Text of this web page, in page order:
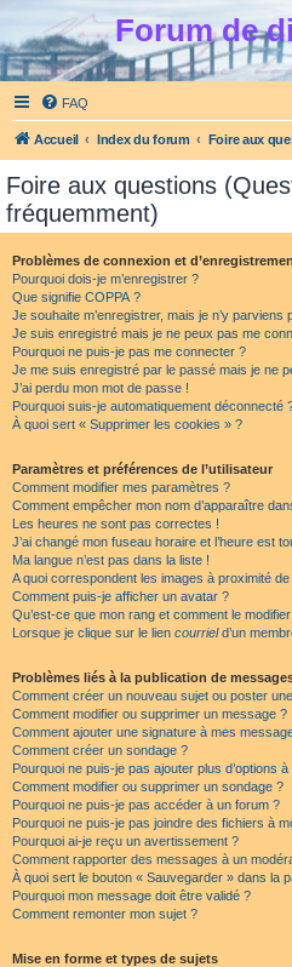
Forum de
FAQ
Accueil Index du forum
Foire aux questions
fréquemment)
Problèmes de connexion et
Pourquoi dois-je m’enregistrer ?
Que signifie COPPA ?
Je souhaite m’enregistrer, mais je n’y parviens
Je suis enregistré mais je ne peux pas me
Pourquoi ne puis-je pas me connecter ?
Je me suis enregistré par le passé mais je ne
J’ai perdu mon mot de passe !
Pourquoi suis-je automatiquement déconnecté
À quoi sert « Supprimer les cookies » ?
Paramètres et préférences de l’utilisateur
Comment modifier mes paramètres ?
Comment empêcher mon nom d’apparaître
Les heures ne sont pas correctes !
J’ai changé mon fuseau horaire et l’heure est
Ma langue n’est pas dans la liste !
A quoi correspondent les images à proximité de
Comment puis-je afficher un avatar ?
Qu’est-ce que mon rang et comment le
Lorsque je clique sur le lien courrield’un
Problèmes liés à la publication de
Comment créer un nouveau sujet ou poster
Comment modifier ou supprimer un message ?
Comment ajouter une signature à mes
Comment créer un sondage ?
Pourquoi ne puis-je pas ajouter plus d’options
Comment modifier ou supprimer un sondage ?
Pourquoi ne puis-je pas accéder à un forum ?
Pourquoi ne puis-je pas joindre des fichiers à
Pourquoi ai-je reçu un avertissement ?
Comment rapporter des messages à un
À quoi sert le bouton « Sauvegarder » dans la
Pourquoi mon message doit être validé ?
Comment remonter mon sujet ?
Mise en forme et types de sujets